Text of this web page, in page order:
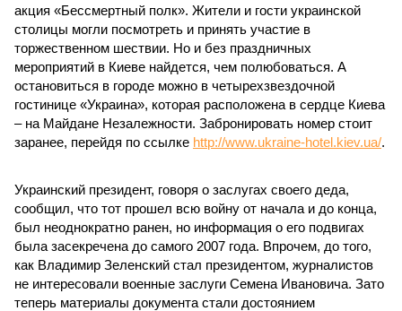
акция «Бессмертный полк». Жители и гости украинской
столицы могли посмотреть и принять участие в
торжественном шествии. Но и без праздничных
мероприятий в Киеве найдется, чем полюбоваться. А
остановиться в городе можно в четырехзвездочной
гостинице «Украина», которая расположена в сердце Киева
– на Майдане Незалежности. Забронировать номер стоит
заранее, перейдя по ссылке http://www.ukraine-hotel.kiev.ua/.
Украинский президент, говоря о заслугах своего деда,
сообщил, что тот прошел всю войну от начала и до конца,
был неоднократно ранен, но информация о его подвигах
была засекречена до самого 2007 года. Впрочем, до того,
как Владимир Зеленский стал президентом, журналистов
не интересовали военные заслуги Семена Ивановича. Зато
теперь материалы документа стали достоянием